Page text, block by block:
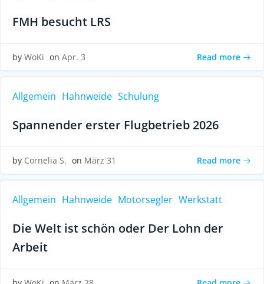
FMH besucht LRS
by WoKi on Apr. 3 Read more
Allgemein Hahnweide Schulung
Spannender erster Flugbetrieb 2026
by Cornelia S. on März 31 Read more
Allgemein Hahnweide Motorsegler Werkstatt
Die Welt ist schön oder Der Lohn der
Arbeit